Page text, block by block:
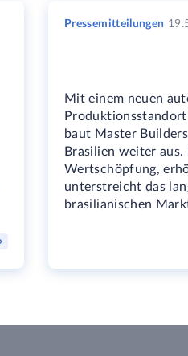
Pressemitteilungen
Mit einem neuen
Produktionsstandort
baut Master
Brasilien weiter
Wertschöpfung,
unterstreicht das
brasilianischen